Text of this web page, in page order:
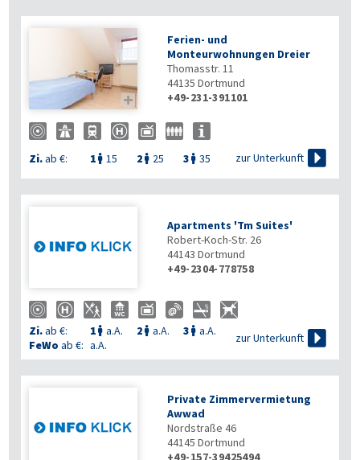

Ferien- und
Monteurwohnungen Dreier
Thomasstr. 11
44135 Dortmund
+49-231-391101
Zi.ab €: 1  15 2  25 3  35 zur Unterkunft 
Apartments 'Tm Suites'
Robert-Koch-Str. 26
44143 Dortmund
+49-2304-778758
Zi.ab €: 1  a.A. 2  a.A. 3  a.A.
FeWo ab €: a.A.
zur Unterkunft 
Private Zimmervermietung
Awwad
Nordstraße 46
44145 Dortmund
+49-157-39425494